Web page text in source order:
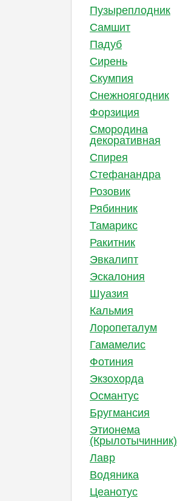
Пузыреплодник
Самшит
Падуб
Сирень
Скумпия
Снежноягодник
Форзиция
Смородина
декоративная
Спирея
Стефанандра
Розовик
Рябинник
Тамарикс
Ракитник
Эвкалипт
Эскалония
Шуазия
Кальмия
Лоропеталум
Гамамелис
Фотиния
Экзохорда
Османтус
Бругмансия
Этионема
(Крылотычинник)
Лавр
Водяника
Цеанотус